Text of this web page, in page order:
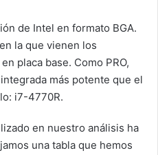
de Intel en formato BGA.
la que vienen los
placa base. Como PRO,
más potente que el
i7-4770R.
en nuestro análisis ha
una tabla que hemos